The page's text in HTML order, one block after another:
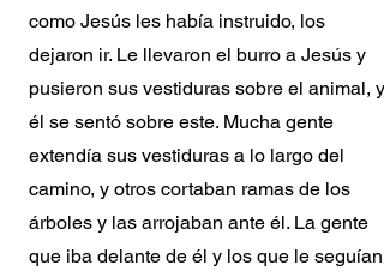
como Jesús les había instruido, los
dejaron ir. Le llevaron el burro a Jesús y
pusieron sus vestiduras sobre el animal, y
él se sentó sobre este. Mucha gente
extendía sus vestiduras a lo largo del
camino, y otros cortaban ramas de los
árboles y las arrojaban ante él. La gente
que iba delante de él y los que le seguían